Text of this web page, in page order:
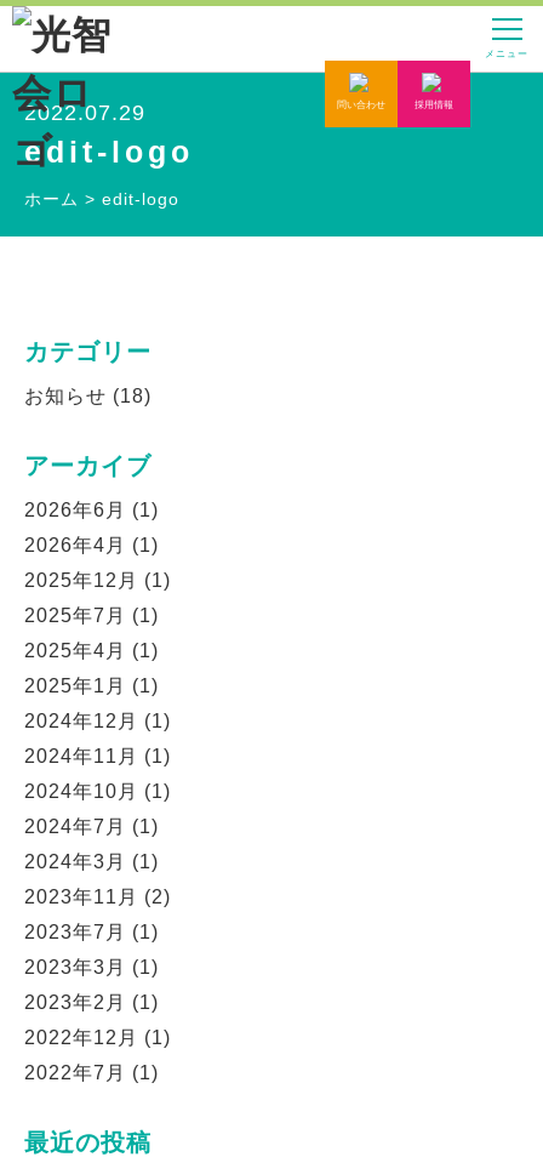
問い合わせ 採用情報
メニュー
2022.07.29
edit-logo
ホーム > edit-logo
カテゴリー
お知らせ (18)
アーカイブ
2026年6月
(1)
2026年4月
(1)
2025年12月
(1)
2025年7月
(1)
2025年4月
(1)
2025年1月
(1)
2024年12月
(1)
2024年11月
(1)
2024年10月
(1)
2024年7月
(1)
2024年3月
(1)
2023年11月
(2)
2023年7月
(1)
2023年3月
(1)
2023年2月
(1)
2022年12月
(1)
2022年7月
(1)
最近の投稿